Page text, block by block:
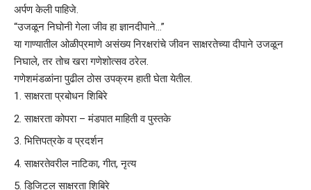
अर्पण केली पाहिजे.
“उजळून निघोनी गेला जीव हा ज्ञानदीपाने…”
या गाण्यातील ओळीप्रमाणे असंख्य निरक्षरांचे जीवन साक्षरतेच्या दीपाने उजळून
निघाले, तर तोच खरा गणेशोत्सव ठरेल.
गणेशमंडळांना पुढील ठोस उपक्रम हाती घेता येतील.
साक्षरता प्रबोधन शिबिरे
साक्षरता कोपरा – मंडपात माहिती व पुस्तके
भित्तिपत्रके व प्रदर्शन
साक्षरतेवरील नाटिका, गीत, नृत्य
डिजिटल साक्षरता शिबिरे